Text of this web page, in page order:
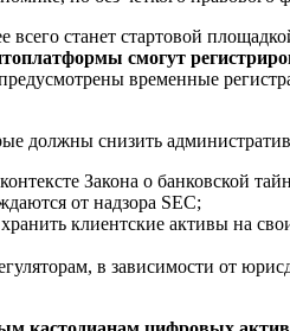
всего станет стартовой
смогут
временные
должны снизить
Закона о банковской
от надзора SEC;
клиентские активы на
в зависимости от